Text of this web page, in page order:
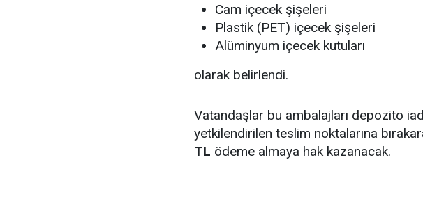
Cam içecek şişeleri
Plastik (PET) içecek şişeleri
Alüminyum içecek kutuları
olarak belirlendi.
Vatandaşlar bu ambalajları depozito
yetkilendirilen teslim noktalarına
TL ödeme almaya hak kazanacak.